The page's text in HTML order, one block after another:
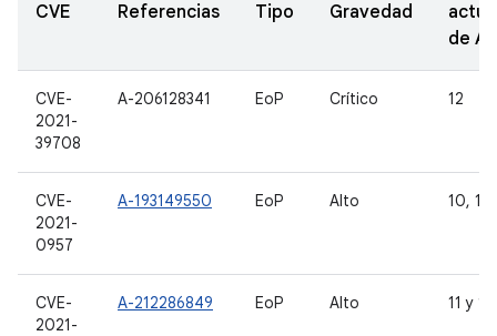
CVE Referencias Tipo Gravedad
de
CVE-
2021-
39708
A-206128341 EoP Crítico 12
CVE-
2021-
0957
A-193149550 EoP Alto 10, 11
CVE-
2021-
A-212286849 EoP Alto 11 y 12